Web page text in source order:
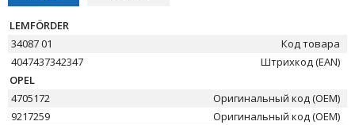
LEMFÖRDER
34087 01
Код товара
4047437342347
Штрихкод (EAN)
OPEL
4705172
Оригинальный код (OEM)
9217259
Оригинальный код (OEM)